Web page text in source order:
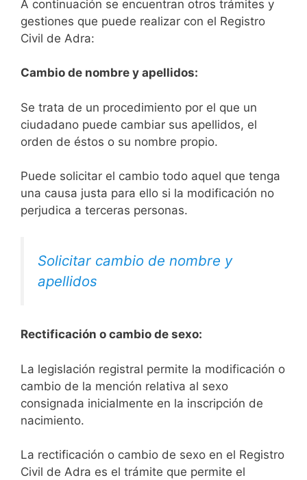
A continuación se encuentran otros trámites y
gestiones que puede realizar con el Registro
Civil de Adra:
Cambio de nombre y apellidos:
Se trata de un procedimiento por el que un
ciudadano puede cambiar sus apellidos, el
orden de éstos o su nombre propio.
Puede solicitar el cambio todo aquel que tenga
una causa justa para ello si la modificación no
perjudica a terceras personas.
Solicitar cambio de nombre y
apellidos
Rectificación o cambio de sexo:
La legislación registral permite la modificación o
cambio de la mención relativa al sexo
consignada inicialmente en la inscripción de
nacimiento.
La rectificación o cambio de sexo en el Registro
Civil de Adra es el trámite que permite el